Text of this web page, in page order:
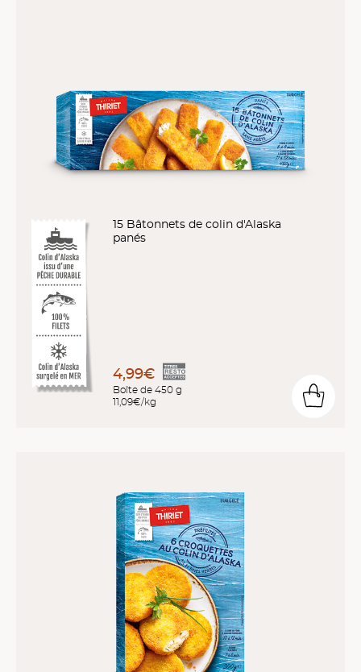
15 Bâtonnets de colin d'Alaska
panés
4,99€
Boîte de 450 g
11,09€/kg